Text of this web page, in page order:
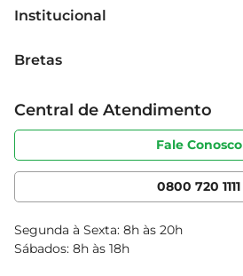
Institucional
Grupo Cencosud
Sobre privacidade
Portal do fornecedor
Cencosud Media
Bretas
Produtos Bretas
Código de ética
Serviços
Clube Bretas
Blog Bretas
Black Friday
Central de Atendimento
Fale Conosco
0800 720 1111
Segunda à Sexta: 8h às 20h
Sábados: 8h às 18h